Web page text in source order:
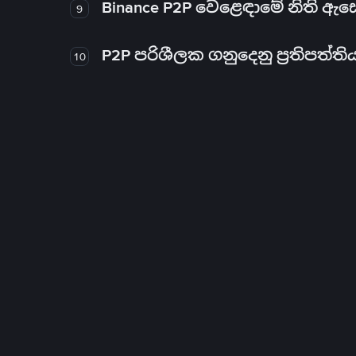
9 Binance P2P වෙළෙඳාමේ නිති
10 P2P පරිශීලක ගනුදෙනු